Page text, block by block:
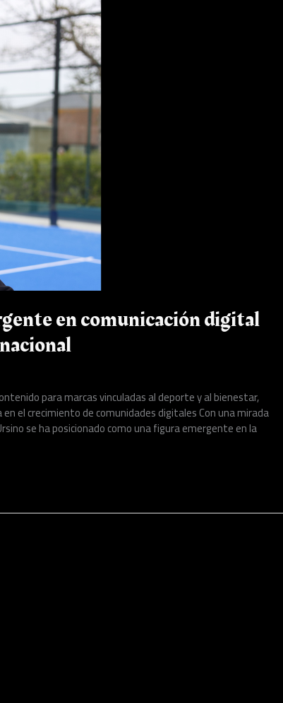
en comunicación digital
para marcas vinculadas al deporte y al bienestar,
el crecimiento de comunidades digitales Con una mirada
se ha posicionado como una figura emergente en la